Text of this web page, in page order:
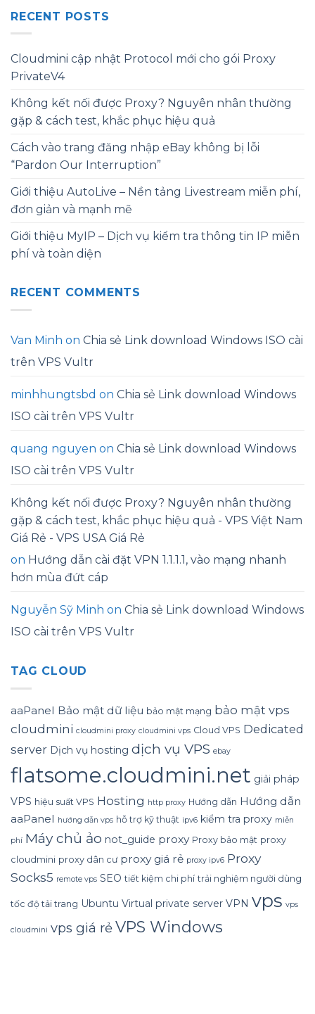
RECENT POSTS
Cloudmini cập nhật Protocol mới cho gói Proxy
PrivateV4
Không kết nối được Proxy? Nguyên nhân thường
gặp & cách test, khắc phục hiệu quả
Cách vào trang đăng nhập eBay không bị lỗi
“Pardon Our Interruption”
Giới thiệu AutoLive – Nền tảng Livestream miễn phí,
đơn giản và mạnh mẽ
Giới thiệu MyIP – Dịch vụ kiểm tra thông tin IP miễn
phí và toàn diện
RECENT COMMENTS
Van Minh on Chia sẻ Link download Windows ISO cài
trên VPS Vultr
minhhungtsbd on Chia sẻ Link download Windows
ISO cài trên VPS Vultr
quang nguyen on Chia sẻ Link download Windows
ISO cài trên VPS Vultr
Không kết nối được Proxy? Nguyên nhân thường
gặp & cách test, khắc phục hiệu quả - VPS Việt Nam
Giá Rẻ - VPS USA Giá Rẻ
on Hướng dẫn cài đặt VPN 1.1.1.1, vào mạng nhanh
hơn mùa đứt cáp
Nguyễn Sỹ Minh on Chia sẻ Link download Windows
ISO cài trên VPS Vultr
TAG CLOUD
aaPanel Bảo mật dữ liệu bảo mật mạng bảo mật vps
cloudmini cloudmini proxy cloudmini vps Cloud VPS Dedicated
server Dịch vụ hosting dịch vụ VPS ebay
flatsome.cloudmini.net giải pháp
VPS hiệu suất VPS Hosting http proxy Hướng dẫn Hướng dẫn
aaPanel hướng dẫn vps hỗ trợ kỹ thuật ipv6 kiểm tra proxy miễn
phí Máy chủ ảo not_guide proxy Proxy bảo mật proxy
cloudmini proxy dân cư proxy giá rẻ proxy ipv6 Proxy
Socks5 remote vps SEO tiết kiệm chi phí trải nghiệm người dùng
tốc độ tải trang Ubuntu Virtual private server VPN vps vps
cloudmini vps giá rẻVPS Windows